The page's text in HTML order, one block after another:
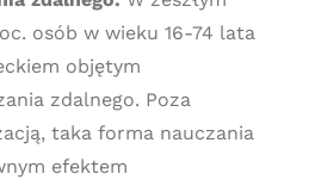
osób w wieku 16-74 lata
objętym
zdalnego. Poza
taka forma nauczania
efektem